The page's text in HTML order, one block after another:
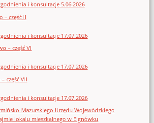
i konsultacje 5.06.2026
– część II
i konsultacje 17.07.2026
– część VI
i konsultacje 17.07.2026
część VII
i konsultacje 17.07.2026
Mazurskiego Urzędu Wojewódzkiego
lokalu mieszkalnego w Elgnówku